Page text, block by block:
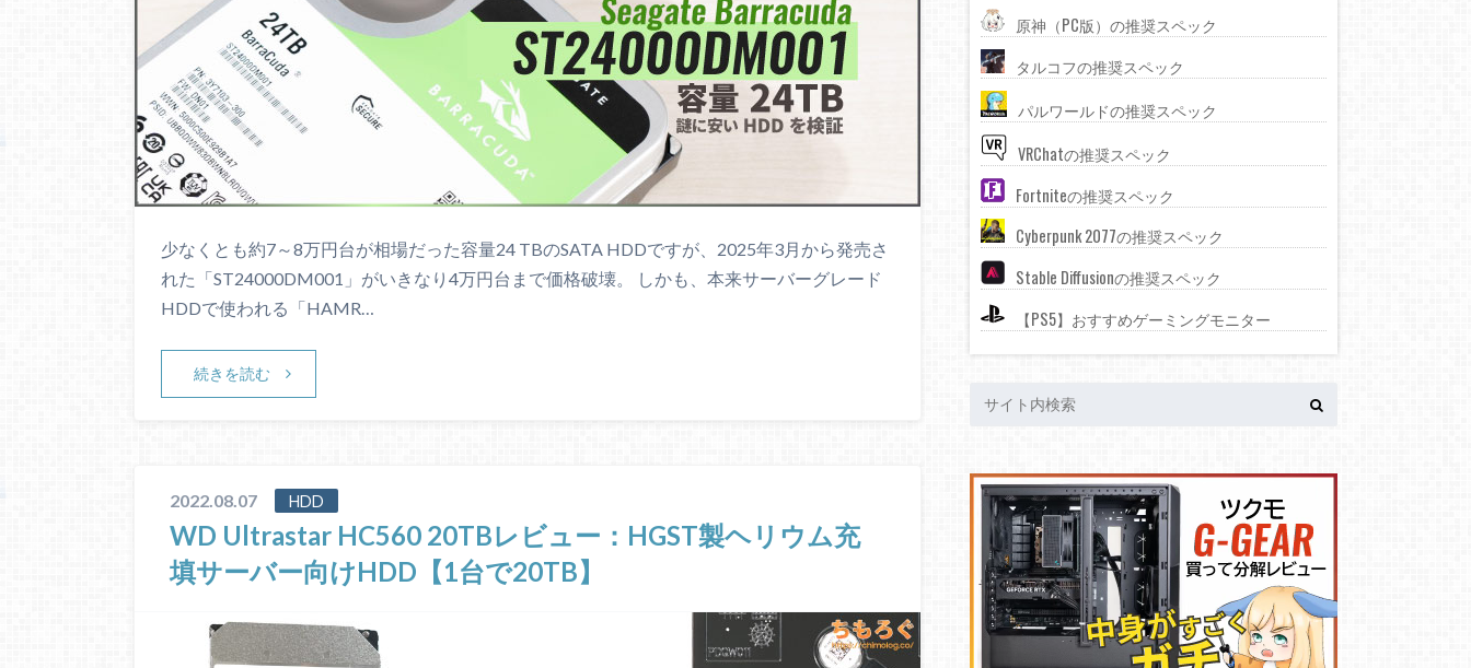
少なくとも約7～8万円台が相場だった容量24 TBのSATA HDDですが、2025年3月から発売さ
れた「ST24000DM001」がいきなり4万円台まで価格破壊。 しかも、本来サーバーグレード
HDDで使われる「HAMR…
続きを読む
2022.08.07 HDD
WD Ultrastar HC560 20TBレビュー：HGST製ヘリウム充
填サーバー向けHDD【1台で20TB】
原神（PC版）の推奨スペック
タルコフの推奨スペック
パルワールドの推奨スペック
VRChatの推奨スペック
Fortniteの推奨スペック
Cyberpunk 2077の推奨スペック
Stable Diffusionの推奨スペック
【PS5】おすすめゲーミングモニター